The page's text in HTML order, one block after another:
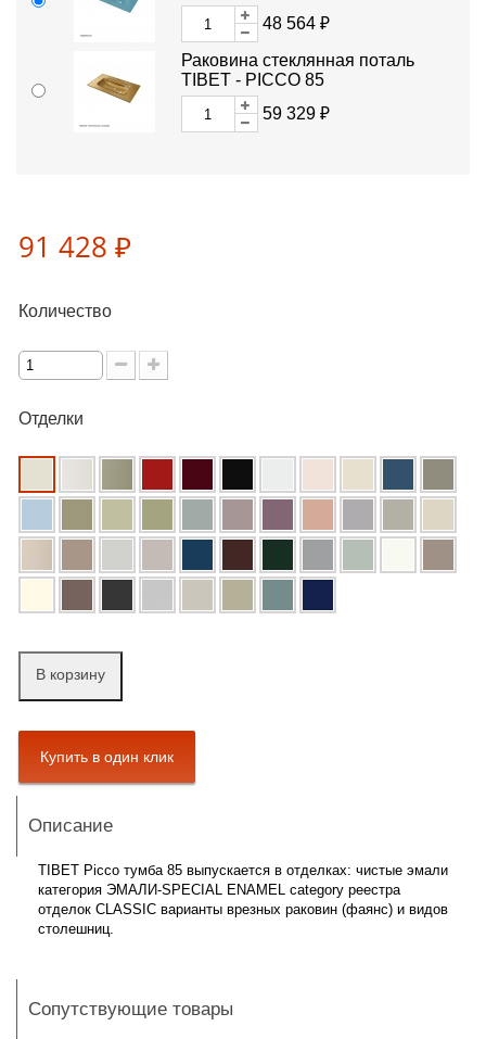
48 564 ₽
Раковина стеклянная поталь
TIBET - PICCO 85
59 329 ₽
91 428 ₽
Количество
Отделки
В корзину
Описание
TIBET Picco тумба 85 выпускается в отделках: чистые эмали
категория ЭМАЛИ-SPECIAL ENAMEL category реестра
отделок CLASSIC варианты врезных раковин (фаянс) и видов
столешниц.
Сопутствующие товары